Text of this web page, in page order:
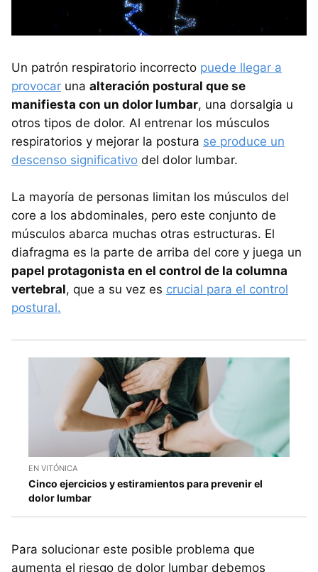
Un patrón respiratorio incorrecto puede llegar a
provocar una alteración postural que se
manifiesta con un dolor lumbar, una dorsalgia u
otros tipos de dolor. Al entrenar los músculos
respiratorios y mejorar la postura se produce un
descenso significativo del dolor lumbar.
La mayoría de personas limitan los músculos del
core a los abdominales, pero este conjunto de
músculos abarca muchas otras estructuras. El
diafragma es la parte de arriba del core y juega un
papel protagonista en el control de la columna
vertebral, que a su vez es crucial para el control
postural.
EN VITÓNICA
Cinco ejercicios y estiramientos para prevenir el
dolor lumbar
Para solucionar este posible problema que
aumenta el riesgo de dolor lumbar debemos